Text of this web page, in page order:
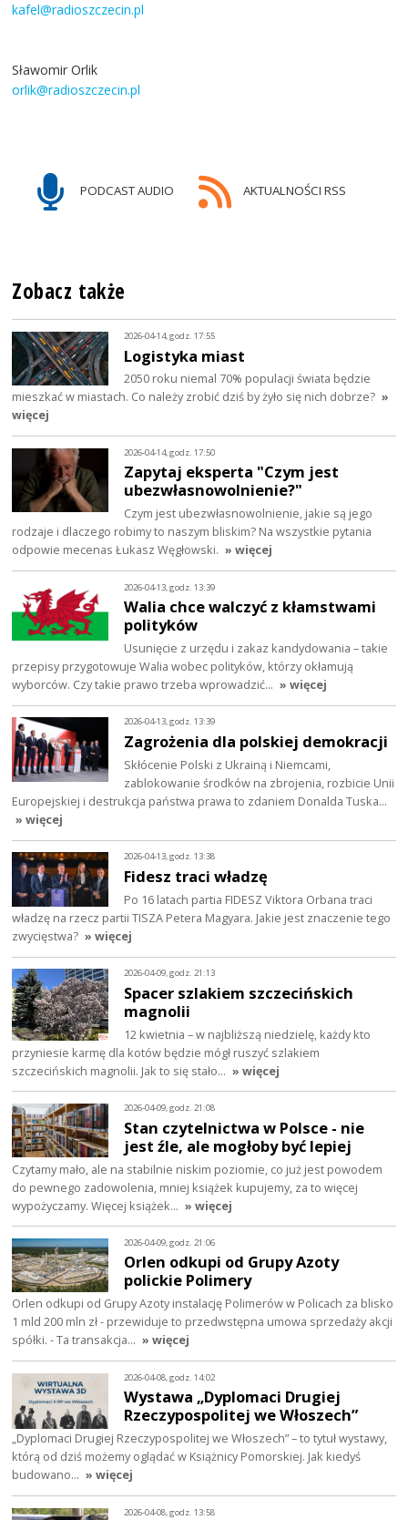
kafel@radioszczecin.pl
Sławomir Orlik
orlik@radioszczecin.pl
PODCAST AUDIO AKTUALNOŚCI RSS
Zobacz także
2026-04-14, godz. 17:55
Logistyka miast
2050 roku niemal 70% populacji świata będzie
mieszkać w miastach. Co należy zrobić dziś by żyło się nich dobrze? »
więcej
2026-04-14, godz. 17:50
Zapytaj eksperta "Czym jest
ubezwłasnowolnienie?"
Czym jest ubezwłasnowolnienie, jakie są jego
rodzaje i dlaczego robimy to naszym bliskim? Na wszystkie pytania
odpowie mecenas Łukasz Węgłowski. » więcej
2026-04-13, godz. 13:39
Walia chce walczyć z kłamstwami
polityków
Usunięcie z urzędu i zakaz kandydowania – takie
przepisy przygotowuje Walia wobec polityków, którzy okłamują
wyborców. Czy takie prawo trzeba wprowadzić… » więcej
2026-04-13, godz. 13:39
Zagrożenia dla polskiej demokracji
Skłócenie Polski z Ukrainą i Niemcami,
zablokowanie środków na zbrojenia, rozbicie Unii
Europejskiej i destrukcja państwa prawa to zdaniem Donalda Tuska…
» więcej
2026-04-13, godz. 13:38
Fidesz traci władzę
Po 16 latach partia FIDESZ Viktora Orbana traci
władzę na rzecz partii TISZA Petera Magyara. Jakie jest znaczenie tego
zwycięstwa? » więcej
2026-04-09, godz. 21:13
Spacer szlakiem szczecińskich
magnolii
12 kwietnia – w najbliższą niedzielę, każdy kto
przyniesie karmę dla kotów będzie mógł ruszyć szlakiem
szczecińskich magnolii. Jak to się stało… » więcej
2026-04-09, godz. 21:08
Stan czytelnictwa w Polsce - nie
jest źle, ale mogłoby być lepiej
Czytamy mało, ale na stabilnie niskim poziomie, co już jest powodem
do pewnego zadowolenia, mniej książek kupujemy, za to więcej
wypożyczamy. Więcej książek… » więcej
2026-04-09, godz. 21:06
Orlen odkupi od Grupy Azoty
polickie Polimery
Orlen odkupi od Grupy Azoty instalację Polimerów w Policach za blisko
1 mld 200 mln zł - przewiduje to przedwstępna umowa sprzedaży akcji
spółki. - Ta transakcja… » więcej
2026-04-08, godz. 14:02
Wystawa „Dyplomaci Drugiej
Rzeczypospolitej we Włoszech”
„Dyplomaci Drugiej Rzeczypospolitej we Włoszech” – to tytuł wystawy,
którą od dziś możemy oglądać w Książnicy Pomorskiej. Jak kiedyś
budowano… » więcej
2026-04-08, godz. 13:58